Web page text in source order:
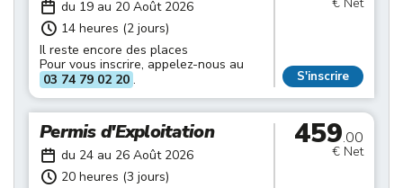
du 19 au 20 Août 2026
14 heures (2 jours)
Il reste encore des places
Pour vous inscrire, appelez-nous au
03 74 79 02 20 . S'inscrire
Permis d'Exploitation
du 24 au 26 Août 2026
20 heures (3 jours)
459.00
€ Net